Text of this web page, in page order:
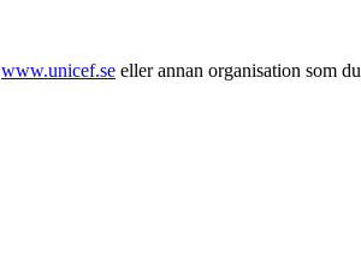
www.unicef.se eller annan organisation som